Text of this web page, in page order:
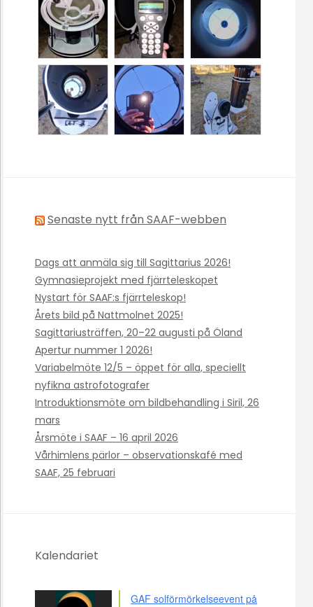
Senaste nytt från SAAF-webben
Dags att anmäla sig till Sagittarius 2026!
Gymnasieprojekt med fjärrteleskopet
Nystart för SAAF:s fjärrteleskop!
Årets bild på Nattmolnet 2025!
Sagittariusträffen, 20–22 augusti på Öland
Apertur nummer 1 2026!
Variabelmöte 12/5 – öppet för alla, speciellt
nyfikna astrofotografer
Introduktionsmöte om bildbehandling i Siril, 26
mars
Årsmöte i SAAF – 16 april 2026
Vårhimlens pärlor – observationskafé med
SAAF, 25 februari
Kalendariet
GAF solförmörkelseevent på